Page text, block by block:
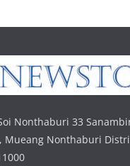
Nonthaburi 33
Mueang Nonthaburi